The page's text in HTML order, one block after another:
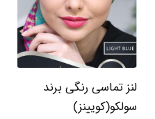
لنز تماسی رنگی برند
سولکو(کویینز)